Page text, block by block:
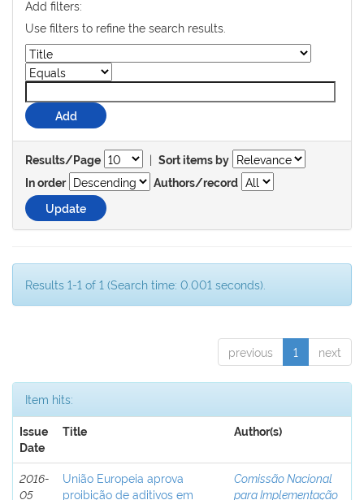
Add filters:
Use filters to refine the search results.
Results/Page | Sort items by
In order
Authors/record
Results 1-1 of 1 (Search time: 0.001 seconds).
previous 1 next
Item hits:
Issue
Date
Title Author(s)
2016-
05
União Europeia aprova
proibição de aditivos em
Comissão Nacional
para Implementação